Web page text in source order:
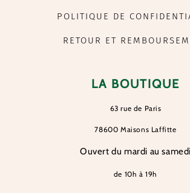
POLITIQUE DE
RETOUR ET
LA BOUTIQUE
63 rue de Paris
78600 Maisons Laffitte
Ouvert du mardi au samedi
de 10h à 19h